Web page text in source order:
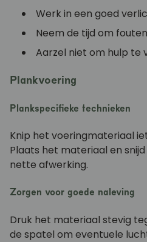
Werk in een goed
Neem de tijd om
Aarzel niet om hulp te
Plankvoering
Plankspecifieke technieken
Knip het voeringmateriaal
Plaats het materiaal en
nette afwerking.
Zorgen voor goede naleving
Druk het materiaal stevig
de spatel om eventuele